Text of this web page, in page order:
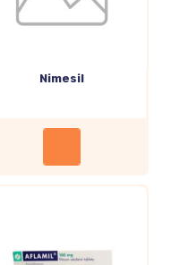
Nimesil